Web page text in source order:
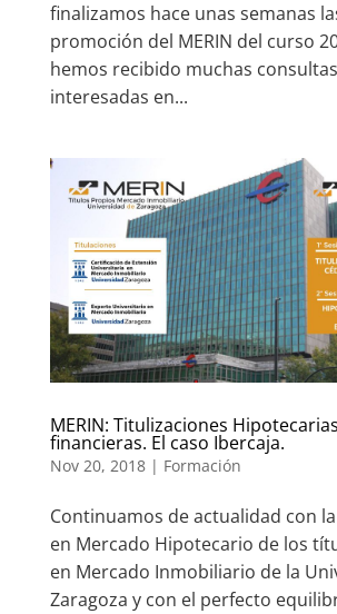
finalizamos hace unas semanas
promoción del MERIN del curso
hemos recibido muchas
interesadas en...
MERIN: Titulizaciones
financieras. El caso Ibercaja.
Nov 20, 2018| Formación
Continuamos de actualidad con
en Mercado Hipotecario de los
en Mercado Inmobiliario de la
Zaragoza y con el perfecto